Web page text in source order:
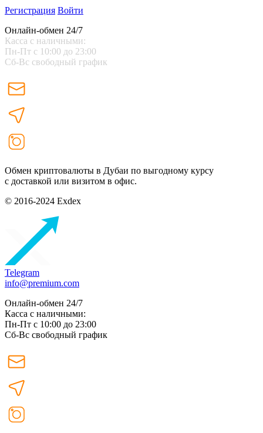
Регистрация Войти
Онлайн-обмен 24/7
Касса с наличными:
Пн-Пт с 10:00 до 23:00
Сб-Вс свободный график
Обмен криптовалюты в Дубаи по выгодному курсу
с доставкой или визитом в офис.
© 2016-2024 Exdex
Telegram
info@premium.com
Онлайн-обмен 24/7
Касса с наличными:
Пн-Пт с 10:00 до 23:00
Сб-Вс свободный график